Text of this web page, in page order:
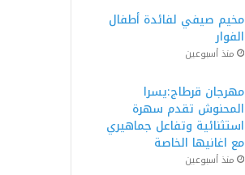
مخيم صيفي لفائدة أطفال
الفوار
منذ أسبوعين
مهرجان قرطاج:يسرا
المحنوش تقدم سهرة
استثنائية وتفاعل جماهيري
مع اغانيها الخاصة
منذ أسبوعين